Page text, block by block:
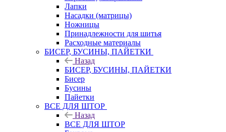
Лапки
Насадки (матрицы)
Ножницы
Принадлежности для шитья
Расходные материалы
БИСЕР, БУСИНЫ, ПАЙЕТКИ
Назад
БИСЕР, БУСИНЫ, ПАЙЕТКИ
Бисер
Бусины
Пайетки
ВСЕ ДЛЯ ШТОР
Назад
ВСЕ ДЛЯ ШТОР